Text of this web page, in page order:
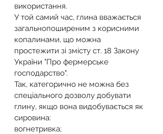
використання.
У той самий час, глина вважається
загальнопоширеним з корисними
копалинами, що можна
простежити зі змісту ст. 18 Закону
України "Про фермерське
господарство".
Так, категорично не можна без
спеціального дозволу добувати
глину, якщо вона видобувається як
сировина:
вогнетривка;